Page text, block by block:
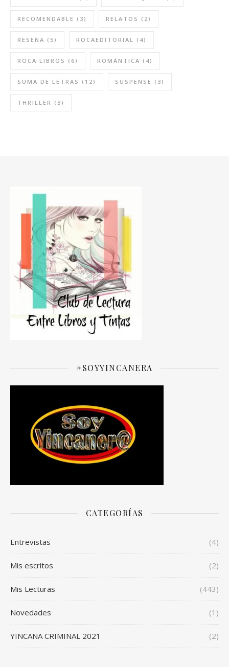
RECOMENDABLE (3) RELATOS (2)
RESEÑA (5) ROCAEDITORIAL (4)
ROCA LIBROS (6) ROMÁNTICA (4)
SUMA DE LETRAS (12) SUSPENSE (3)
THRILLER (3)
#SOYYINCANERA
CATEGORÍAS
Entrevistas (4)
Mis escritos (2)
Mis Lecturas (443)
Novedades (1)
YINCANA CRIMINAL 2021 (2)